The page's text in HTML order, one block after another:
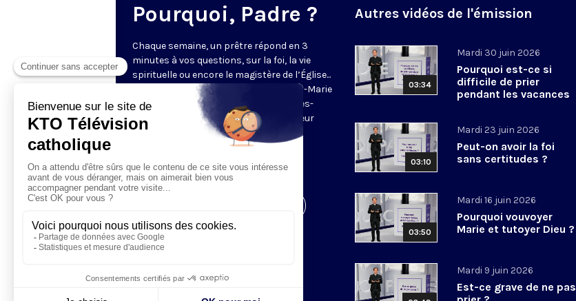
Pourquoi, Padre ?
Chaque semaine, un prêtre répond en 3
minutes à vos questions, sur la foi, la vie
spirituelle ou encore le magistère de l’Église...
Cette année, ce sont les pères Charles-Marie
Rigail, Thibaut de Rincquesen et Charles-
Thierry Ndjandjo qui vous proposent leur
réflexion et leur éclairage.
àpourquoipadre@ktotv.com
Autres vidéos de l'émission
03:34
Mardi 30 juin 2026
Pourquoi est-ce si
difficile de prier
pendant les vacances
03:10
Mardi 23 juin 2026
Peut-on avoir la foi
sans certitudes ?
03:50
Mardi 16 juin 2026
Pourquoi vouvoyer
Marie et tutoyer Dieu ?
Mardi 9 juin 2026
Est-ce grave de ne pas